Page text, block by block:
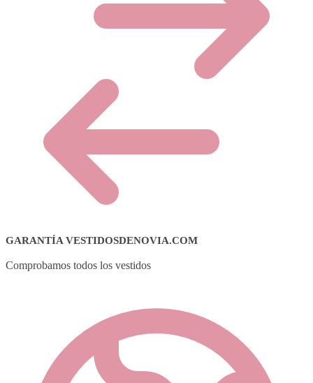
GARANTÍA VESTIDOSDENOVIA.COM
Comprobamos todos los vestidos